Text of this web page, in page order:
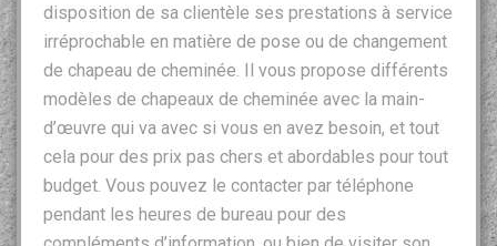
disposition de sa clientèle ses prestations à service
irréprochable en matière de pose ou de changement
de chapeau de cheminée. Il vous propose différents
modèles de chapeaux de cheminée avec la main-
d’œuvre qui va avec si vous en avez besoin, et tout
cela pour des prix pas chers et abordables pour tout
budget. Vous pouvez le contacter par téléphone
pendant les heures de bureau pour des